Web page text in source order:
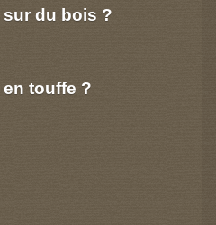
du bois ?
touffe ?